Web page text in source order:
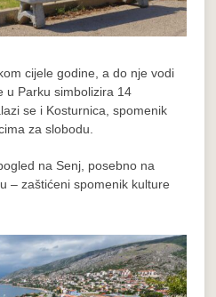
cijele godine, a do nje vodi
u Parku simbolizira 14
se i Kosturnica, spomenik
za slobodu.
na Senj, posebno na
– zaštićeni spomenik kulture